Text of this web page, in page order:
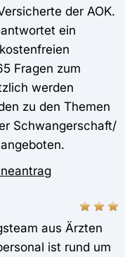
der AOK.
ein
Fragen zum
werden
zu den Themen
Schwangerschaft/
aus Ärzten
ist rund um